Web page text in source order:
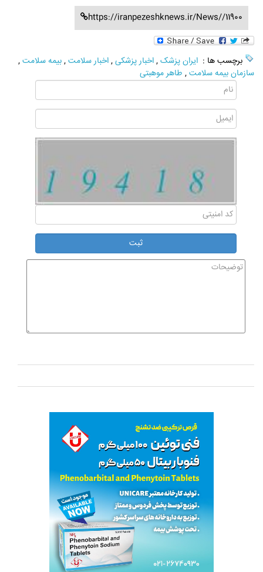
https://iranpezeshknews.ir/News//11900
برچسب ها : ایران پزشک,اخبار پزشکی,اخبار سلامت,بیمه سلامت,
سازمان بیمه سلامت, طاهر موهبتی